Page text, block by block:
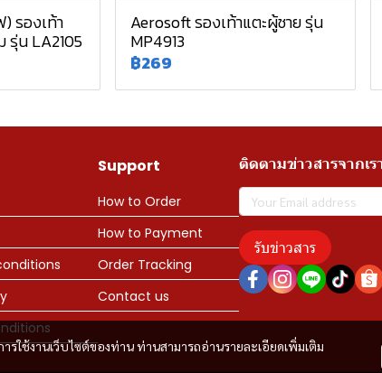
รองเท้า
น LA2105
Aerosoft รองเท้าแตะผู้ชาย รุ่น
MP4913
฿269
ช้งานเว็บไซต์ของท่าน ท่านสามารถอ่านรายละเอียดเพิ่มเติม
Support
How to Order
How to Payment
Order Tracking
Contact us
ติดตามข่าวสารจากเร
รับข่าวสาร